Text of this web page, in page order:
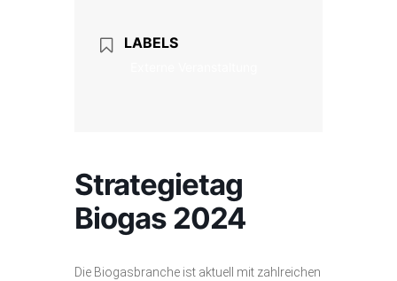
LABELS
Strategietag
Biogas 2024
Die Biogasbranche ist aktuell mit zahlreichen